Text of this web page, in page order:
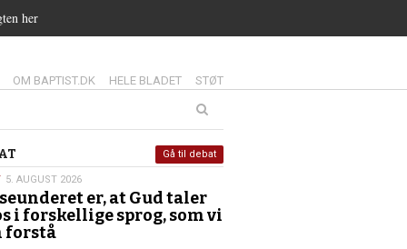
her
14.0:
OM BAPTIST.DK 15.0:
HELE BLADET 16.0:
STØT
5. AUGUST 2026
er, at Gud taler
i forskellige sprog, som vi
forstå
Gå til debat